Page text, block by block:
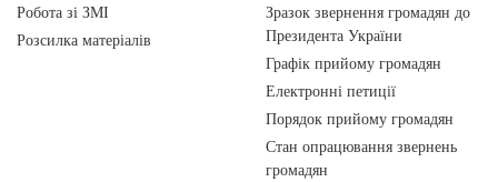
Робота зі ЗМІ
Розсилка матеріалів
Зразок звернення громадян до
Президента України
Графік прийому громадян
Електронні петиції
Порядок прийому громадян
Стан опрацювання звернень
громадян